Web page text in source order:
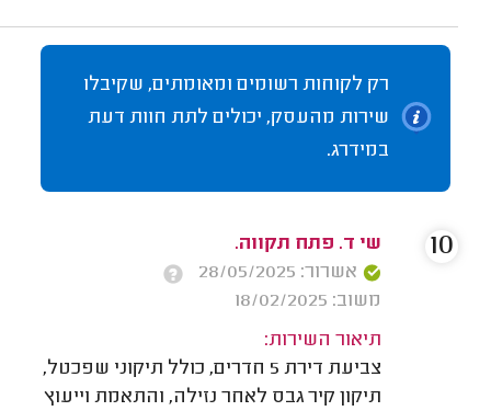
רק לקוחות רשומים ומאומתים, שקיבלו
שירות מהעסק, יכולים לתת חוות דעת
במידרג.
שי ד. פתח תקווה.
אשרור: 28/05/2025
משוב: 18/02/2025
תיאור השירות:
צביעת דירת 5 חדרים, כולל תיקוני שפכטל,
תיקון קיר גבס לאחר נזילה, והתאמת וייעוץ
10